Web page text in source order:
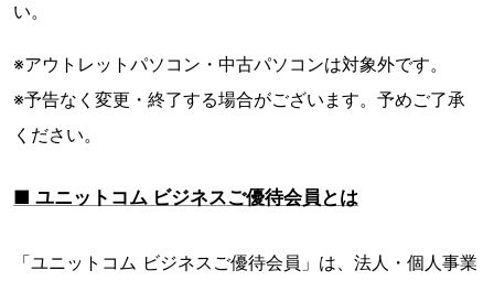
い。
※アウトレットパソコン・中古パソコンは対象外です。
※予告なく変更・終了する場合がございます。予めご了承
ください。
■ ユニットコム ビジネスご優待会員とは
「ユニットコム ビジネスご優待会員」は、法人・個人事業